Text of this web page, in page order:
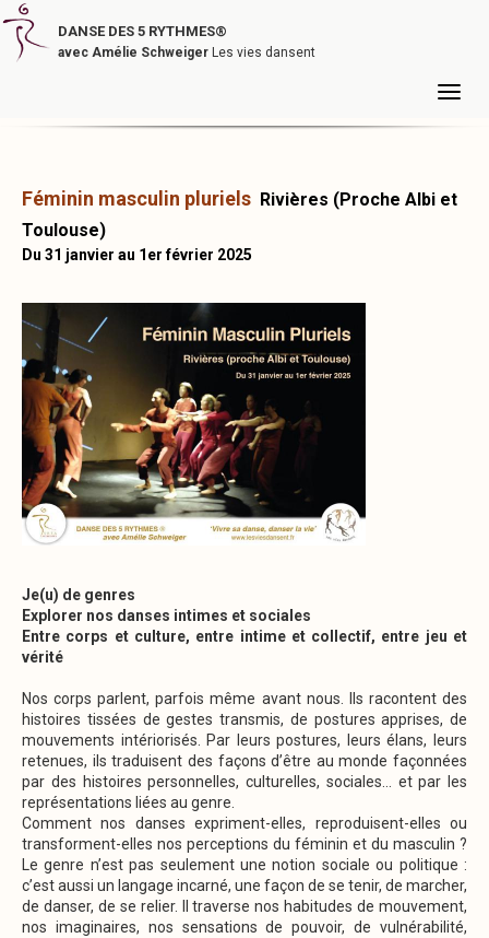
DANSE DES 5 RYTHMES®
avec Amélie Schweiger Les vies dansent
Féminin masculin pluriels Rivières (Proche Albi et
Toulouse)
Du 31 janvier au 1er février 2025
Je(u) de genres
Explorer nos danses intimes et sociales
Entre corps et culture, entre intime et collectif, entre jeu et
vérité
Nos corps parlent, parfois même avant nous. Ils racontent des
histoires tissées de gestes transmis, de postures apprises, de
mouvements intériorisés. Par leurs postures, leurs élans, leurs
retenues, ils traduisent des façons d’être au monde façonnées
par des histoires personnelles, culturelles, sociales… et par les
représentations liées au genre.
Comment nos danses expriment-elles, reproduisent-elles ou
transforment-elles nos perceptions du féminin et du masculin ?
Le genre n’est pas seulement une notion sociale ou politique :
c’est aussi un langage incarné, une façon de se tenir, de marcher,
de danser, de se relier. Il traverse nos habitudes de mouvement,
nos imaginaires, nos sensations de pouvoir, de vulnérabilité,